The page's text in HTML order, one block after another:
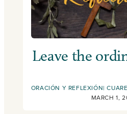
Leave the
ORACIÓN Y REFLEXIÓN
MARCH 1,